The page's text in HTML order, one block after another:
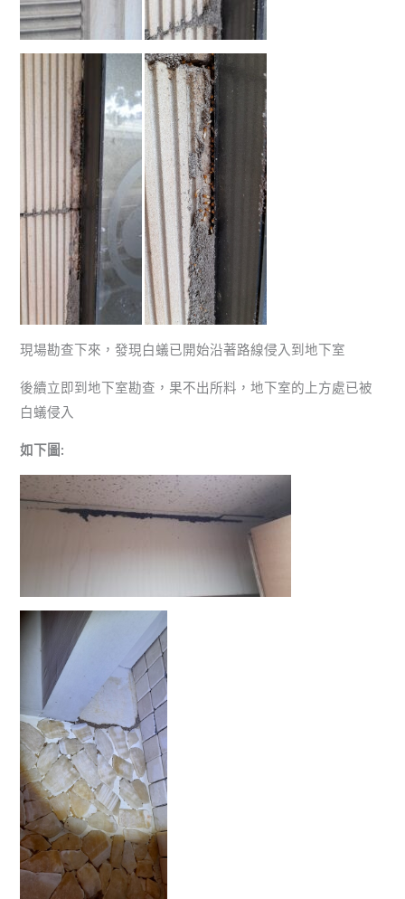
現場勘查下來，發現白蟻已開始沿著路線侵入到地下室
後續立即到地下室勘查，果不出所料，地下室的上方處已被
白蟻侵入
如下圖: